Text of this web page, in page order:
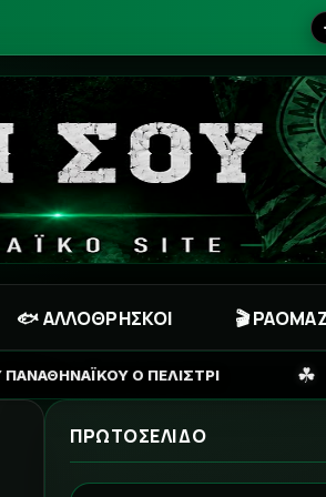
🐟 ΑΛΛΟΘΡΗΣΚΟΙ 🎬
☘ ΤΕΛΕΙΩΝΟΥΝ ΤΑ
ΠΡΩΤΟΣΕΛΙΔΟ